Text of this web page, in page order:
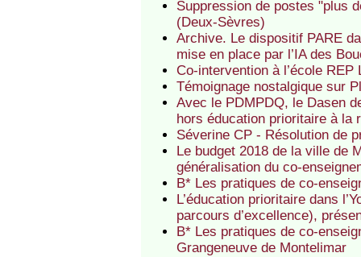
Suppression de postes "plus
(Deux-Sèvres)
Archive. Le dispositif PARE
mise en place par l’IA des
Co-intervention à l’école
Témoignage nostalgique sur
Avec le PDMPDQ, le Dasen
hors éducation prioritaire à la
Séverine CP - Résolution de
Le budget 2018 de la ville de
généralisation du co-
B* Les pratiques de co-
L’éducation prioritaire dans
parcours d’excellence),
B* Les pratiques de co-
Grangeneuve de Montelimar